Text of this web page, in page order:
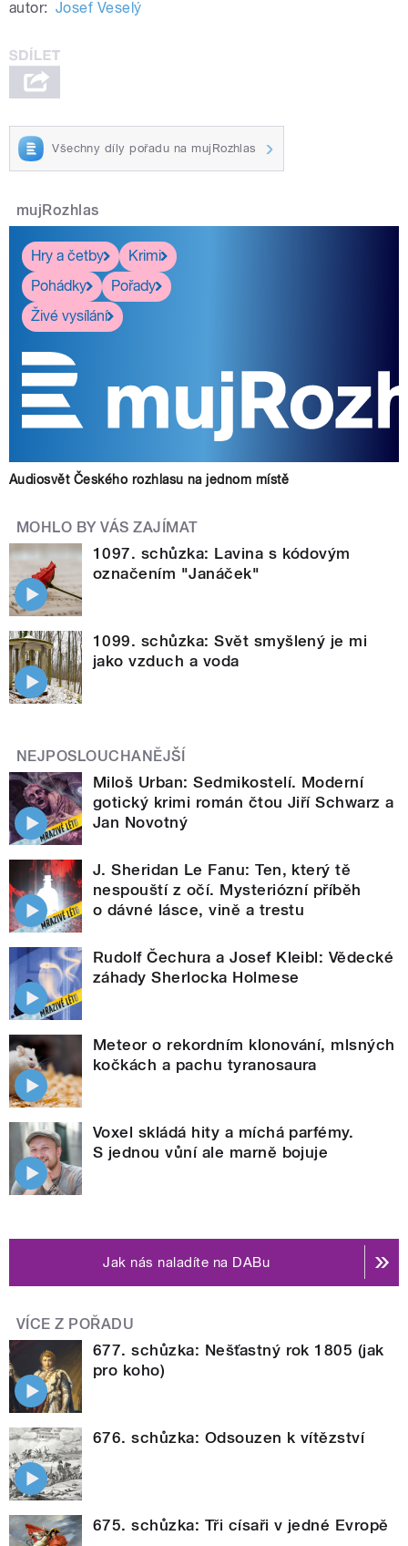
autor: Josef Veselý
Všechny díly pořadu na mujRozhlas
mujRozhlas
Hry a četby
Krimi
Pohádky
Pořady
Živé vysílání
Audiosvět Českého rozhlasu na jednom místě
MOHLO BY VÁS ZAJÍMAT
1097. schůzka: Lavina s kódovým
označením "Janáček"
1099. schůzka: Svět smyšlený je mi
jako vzduch a voda
NEJPOSLOUCHANĚJŠÍ
Miloš Urban: Sedmikostelí. Moderní
gotický krimi román čtou Jiří Schwarz a
Jan Novotný
J. Sheridan Le Fanu: Ten, který tě
nespouští z očí. Mysteriózní příběh
o dávné lásce, vině a trestu
Rudolf Čechura a Josef Kleibl: Vědecké
záhady Sherlocka Holmese
Meteor o rekordním klonování, mlsných
kočkách a pachu tyranosaura
Voxel skládá hity a míchá parfémy.
S jednou vůní ale marně bojuje
Jak nás naladíte na DABu
VÍCE Z POŘADU
677. schůzka: Nešťastný rok 1805 (jak
pro koho)
676. schůzka: Odsouzen k vítězství
675. schůzka: Tři císaři v jedné Evropě